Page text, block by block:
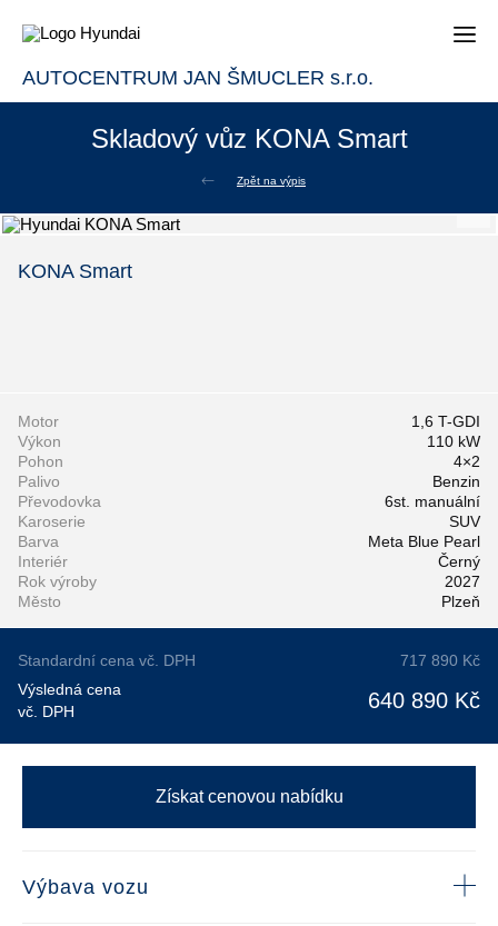
AUTOCENTRUM JAN ŠMUCLER s.r.o.
Skladový vůz KONA Smart
Zpět na výpis
KONA Smart
Motor
1,6 T-GDI
Výkon
110 kW
Pohon
4×2
Palivo
Benzin
Převodovka
6st. manuální
Karoserie
SUV
Barva
Meta Blue Pearl
Interiér
Černý
Rok výroby
2027
Město
Plzeň
Standardní cena vč. DPH
717 890 Kč
Výsledná cena
vč. DPH
640 890 Kč
Získat cenovou nabídku
Výbava vozu